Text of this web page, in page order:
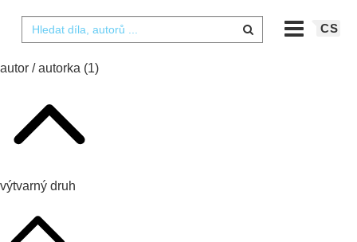
CS
autor / autorka (1)
výtvarný druh